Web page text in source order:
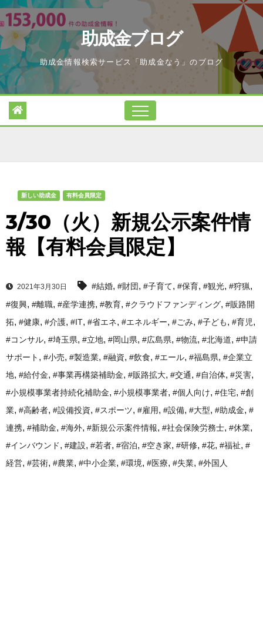
Skip
to
content
助成金ブログ
助成金情報検索サービス「助成金なう」のブログ
新しい助成金 有料会員限定
3/30（火）新規公示案件情
報【有料会員限定】
2021年3月30日 #結婚, #財団, #子育て, #保育, #観光, #狩猟,
#復興, #離職, #産学連携, #教育, #クラウドファンディング, #販路開
拓, #健康, #介護, #IT, #省エネ, #エネルギー, #ごみ, #子ども, #育児,
#コンサル, #埼玉県, #立地, #岡山県, #広島県, #物流, #北海道, #申請
サポート , #小売, #製造業, #融資, #飲食, #エール, #福島県, #企業立
地, #給付金, #事業再構築補助金, #販路拡大, #交通, #自治体, #災害,
#小規模事業者持続化補助金, #小規模事業者, #個人向け, #住宅, #創
業, #高齢者, #設備投資, #スポーツ, #雇用, #設備, #大型, #助成金, #
連携, #補助金, #海外, #新規公示案件情報, #社会保険労務士, #休業,
#インバウンド, #建設, #若者, #宿泊, #空き家, #研修, #花, #福祉, #
経営, #芸術, #農業, #中小企業, #環境, #医療, #失業, #外国人